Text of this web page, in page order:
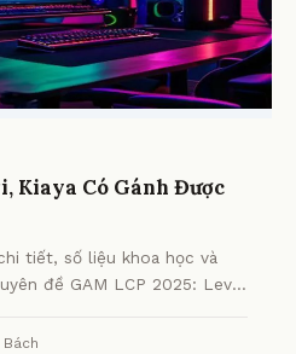
Kiaya Có Gánh Được
tiết, số liệu khoa học và
đề GAM LCP 2025: Levi,